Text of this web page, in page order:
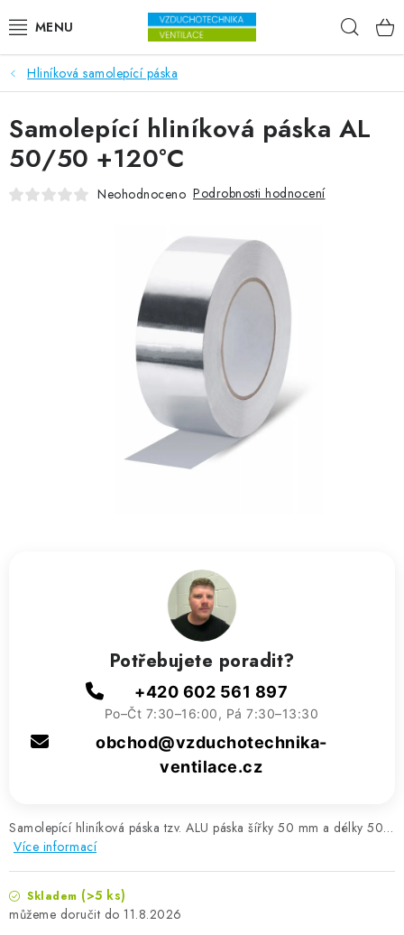
VENTILÁTORY
VZDUCHOTECHNIKA
REKUPERACE
ZVLHČOVAČE VZDUCHU PRŮMYSLOVÉ
NAHŘÍVACÍ POLŠTÁŘEK S LÁVOVÝM PÍSKEM
Kontakty
Hliníková samolepící páska
Samolepící hliníková páska tzv. ALU páska šířky 50 mm a délky 50…
Více informací
Skladem (>5 ks)
11.8.2026
Samolepící hliníková páska AL
50/50 +120°C
Neohodnoceno Podrobnosti hodnocení
Potřebujete poradit?
+420 602 561 897
Po–Čt 7:30–16:00, Pá 7:30–13:30
obchod@vzduchotechnika-
ventilace.cz